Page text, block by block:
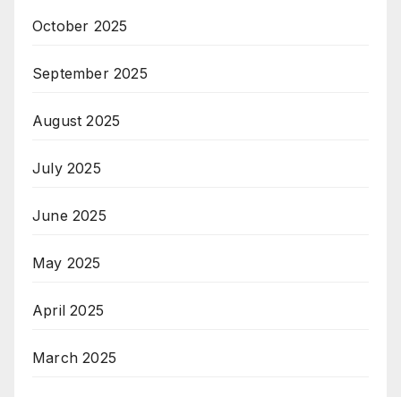
October 2025
September 2025
August 2025
July 2025
June 2025
May 2025
April 2025
March 2025